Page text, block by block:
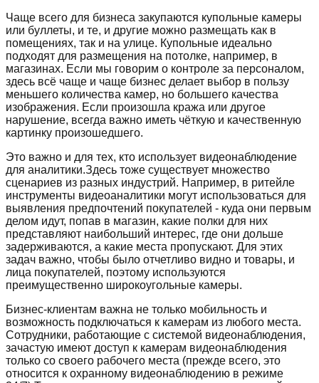
Чаще всего для бизнеса закупаются купольные камеры
или буллеты, и те, и другие можно размещать как в
помещениях, так и на улице. Купольные идеально
подходят для размещения на потолке, например, в
магазинах. Если мы говорим о контроле за персоналом,
здесь всё чаще и чаще бизнес делает выбор в пользу
меньшего количества камер, но большего качества
изображения. Если произошла кража или другое
нарушение, всегда важно иметь чёткую и качественную
картинку произошедшего.
Это важно и для тех, кто использует видеонаблюдение
для аналитики.Здесь тоже существует множество
сценариев из разных индустрий. Например, в ритейле
инструменты видеоаналитики могут использоваться для
выявления предпочтений покупателей - куда они первым
делом идут, попав в магазин, какие полки для них
представляют наибольший интерес, где они дольше
задерживаются, а какие места пропускают. Для этих
задач важно, чтобы было отчетливо видно и товары, и
лица покупателей, поэтому используются
преимущественно широкоугольные камеры.
Бизнес-клиентам важна не только мобильность и
возможность подключаться к камерам из любого места.
Сотрудники, работающие с системой видеонаблюдения,
зачастую имеют доступ к камерам видеонаблюдения
только со своего рабочего места (прежде всего, это
относится к охранному видеонаблюдению в режиме